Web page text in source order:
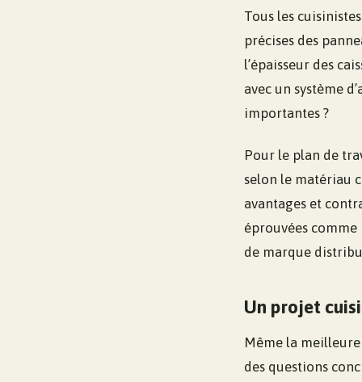
Tous les
précises des
l’épaisseur des
avec un système
importantes ?
Pour le plan de
selon le matériau
avantages et
éprouvées
de marque
Un projet
Même la
des questions